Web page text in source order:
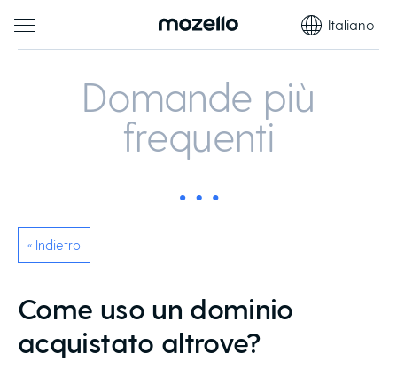
Italiano
Domande più
frequenti
« Indietro
Come uso un dominio
acquistato altrove?